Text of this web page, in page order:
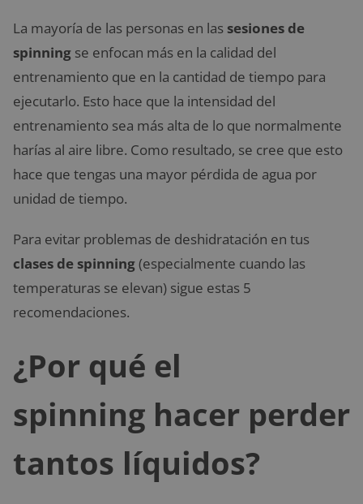
La mayoría de las personas en las sesiones de
spinning se enfocan más en la calidad del
entrenamiento que en la cantidad de tiempo para
ejecutarlo. Esto hace que la intensidad del
entrenamiento sea más alta de lo que normalmente
harías al aire libre. Como resultado, se cree que esto
hace que tengas una mayor pérdida de agua por
unidad de tiempo.
Para evitar problemas de deshidratación en tus
clases de spinning(especialmente cuando las
temperaturas se elevan) sigue estas 5
recomendaciones.
¿Por qué el
spinning hacer perder
tantos líquidos?